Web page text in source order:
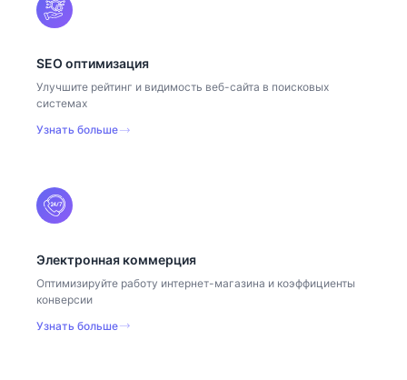
SEO оптимизация
Улучшите рейтинг и видимость веб-сайта в поисковых
системах
Узнать больше
Электронная коммерция
Оптимизируйте работу интернет-магазина и коэффициенты
конверсии
Узнать больше